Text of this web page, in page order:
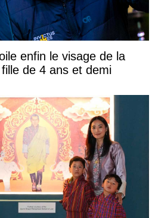
enfin le visage de la
de 4 ans et demi